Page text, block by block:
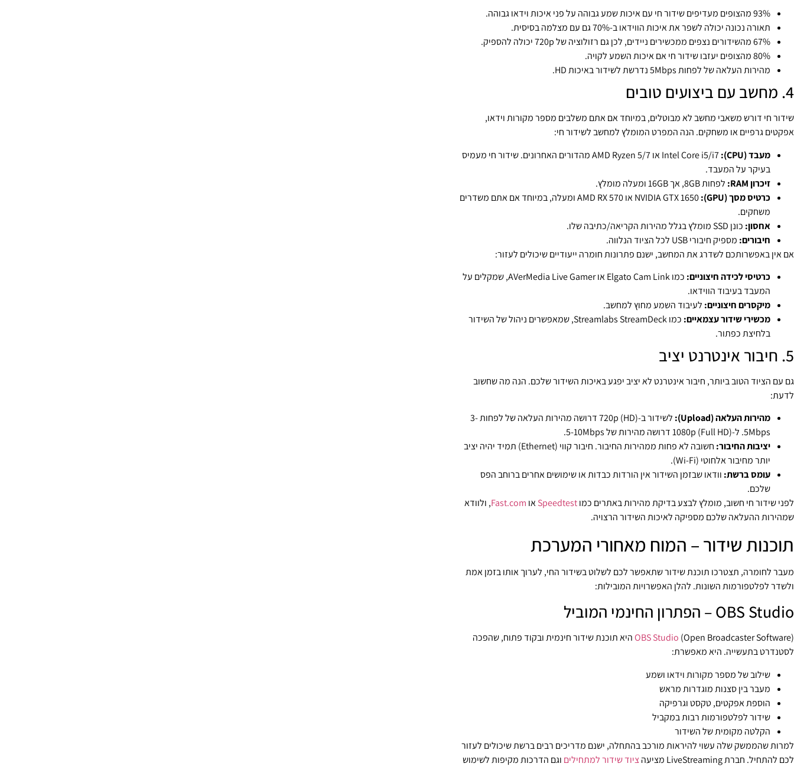
93% מהצופים מעדיפים שידור חי עם איכות שמע גבוהה על פני איכות וידאו גבוהה.
תאורה נכונה יכולה לשפר את איכות הווידאו ב-70% גם עם מצלמה בסיסית.
67% מהשידורים נצפים ממכשירים ניידים, לכן גם רזולוציה של 720p יכולה להספיק.
80% מהצופים יעזבו שידור חי אם איכות השמע לקויה.
מהירות העלאה של לפחות 5Mbps נדרשת לשידור באיכות HD.
4. מחשב עם ביצועים טובים
שידור חי דורש משאבי מחשב לא מבוטלים, במיוחד אם אתם משלבים מספר מקורות וידאו,
אפקטים גרפיים או משחקים. הנה המפרט המומלץ למחשב לשידור חי:
מעבד (CPU):
Intel Core i5/i7 או AMD Ryzen 5/7 מהדורים האחרונים. שידור חי מעמיס
בעיקר על המעבד.
זיכרון RAM:
לפחות 8GB, אך 16GB ומעלה מומלץ.
כרטיס מסך (GPU):
NVIDIA GTX 1650 או AMD RX 570 ומעלה, במיוחד אם אתם משדרים
משחקים.
אחסון: כונן SSD מומלץ בגלל מהירות הקריאה/כתיבה שלו.
חיבורים: מספיק חיבורי USB לכל הציוד הנלווה.
אם אין באפשרותכם לשדרג את המחשב, ישנם פתרונות חומרה ייעודיים שיכולים לעזור:
כרטיסי לכידה חיצוניים:
כמו Elgato Cam Link או AVerMedia Live Gamer, שמקלים על
המעבד בעיבוד הווידאו.
מיקסרים חיצוניים: לעיבוד השמע מחוץ למחשב.
מכשירי שידור עצמאיים:
כמו Streamlabs StreamDeck, שמאפשרים ניהול של השידור
בלחיצת כפתור.
5. חיבור אינטרנט יציב
גם עם הציוד הטוב ביותר, חיבור אינטרנט לא יציב יפגע באיכות השידור שלכם. הנה מה שחשוב
לדעת:
מהירות העלאה (Upload):
לשידור ב-720p (HD) דרושה מהירות העלאה של לפחות 3-
5Mbps. ל-1080p (Full HD) דרושה מהירות של 5-10Mbps.
יציבות החיבור:
חשובה לא פחות ממהירות החיבור. חיבור קווי (Ethernet) תמיד יהיה יציב
יותר מחיבור אלחוטי (Wi-Fi).
עומס ברשת: וודאו שבזמן השידור אין הורדות כבדות או שימושים אחרים ברוחב הפס
שלכם.
לפני שידור חי חשוב, מומלץ לבצע בדיקת מהירות באתרים כמוSpeedtestאו Fast.com, ולוודא
שמהירות ההעלאה שלכם מספיקה לאיכות השידור הרצויה.
תוכנות שידור – המוח מאחורי המערכת
מעבר לחומרה, תצטרכו תוכנת שידור שתאפשר לכם לשלוט בשידור החי, לערוך אותו בזמן אמת
ולשדר לפלטפורמות השונות. להלן האפשרויות המובילות:
OBS Studio – הפתרון החינמי המוביל
OBS Studio(Open Broadcaster Software) היא תוכנת שידור חינמית ובקוד פתוח, שהפכה
לסטנדרט בתעשייה. היא מאפשרת:
שילוב של מספר מקורות וידאו ושמע
מעבר בין סצנות מוגדרות מראש
הוספת אפקטים, טקסט וגרפיקה
שידור לפלטפורמות רבות במקביל
הקלטה מקומית של השידור
למרות שהממשק שלה עשוי להיראות מורכב בהתחלה, ישנם מדריכים רבים ברשת שיכולים לעזור
לכם להתחיל. חברת LiveStreaming מציעה
ציוד שידור למתחילים וגם הדרכות מקיפות לשימוש